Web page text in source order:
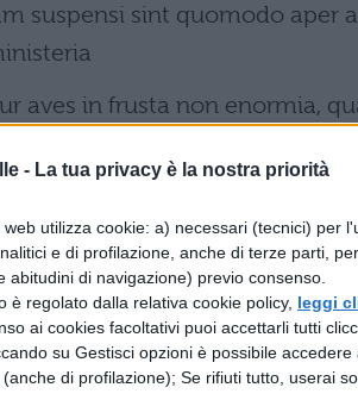
- La tua privacy è la nostra priorità
utilizza cookie: a) necessari (tecnici) per
e di profilazione, anche di terze parti,
abitudini di navigazione) previo consenso.
è regolato dalla relativa cookie policy, leggi
ai cookies facoltativi puoi accettarli tutti
su Gestisci opzioni è possibile
di profilazione); Se rifiuti tutto, userai
suspensi sint quomodo aper
aves in frusta non enormia,
ex his
et usque eo in omnes vitae
sine
inter otiosos numeraveris
horas occurrunt, quos